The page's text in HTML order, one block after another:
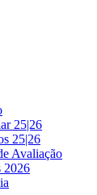
25|26
25|26
Avaliação
2026